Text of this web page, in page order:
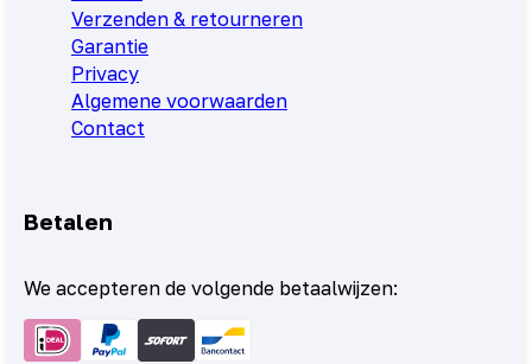
Verzenden & retourneren
Garantie
Privacy
Algemene voorwaarden
Contact
Betalen
We accepteren de volgende betaalwijzen: